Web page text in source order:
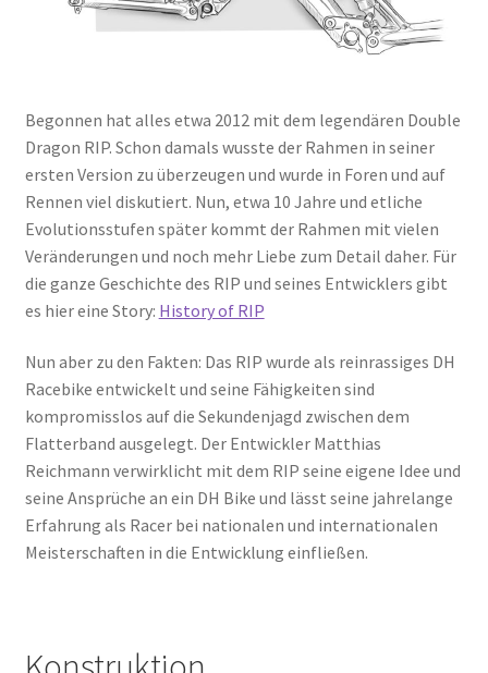
Begonnen hat alles etwa 2012 mit dem legendären Double
Dragon RIP. Schon damals wusste der Rahmen in seiner
ersten Version zu überzeugen und wurde in Foren und auf
Rennen viel diskutiert. Nun, etwa 10 Jahre und etliche
Evolutionsstufen später kommt der Rahmen mit vielen
Veränderungen und noch mehr Liebe zum Detail daher. Für
die ganze Geschichte des RIP und seines Entwicklers gibt
es hier eine Story: History of RIP
Nun aber zu den Fakten: Das RIP wurde als reinrassiges DH
Racebike entwickelt und seine Fähigkeiten sind
kompromisslos auf die Sekundenjagd zwischen dem
Flatterband ausgelegt. Der Entwickler Matthias
Reichmann verwirklicht mit dem RIP seine eigene Idee und
seine Ansprüche an ein DH Bike und lässt seine jahrelange
Erfahrung als Racer bei nationalen und internationalen
Meisterschaften in die Entwicklung einfließen.